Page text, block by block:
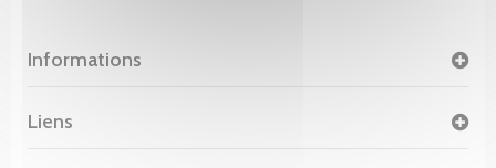
Informations
Liens